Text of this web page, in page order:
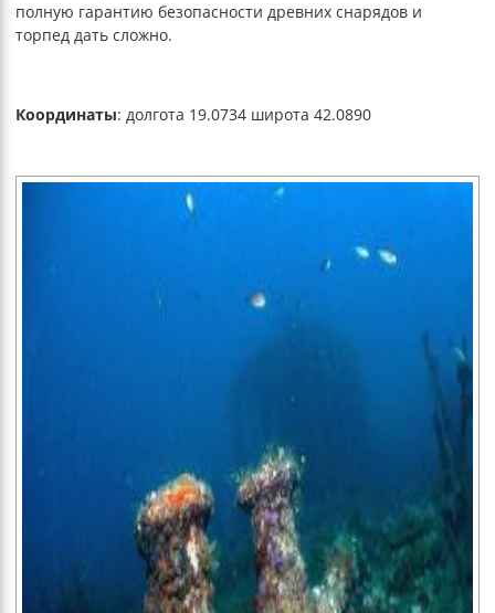
полную гарантию безопасности древних снарядов и
торпед дать сложно.
Координаты: долгота 19.0734 широта 42.0890